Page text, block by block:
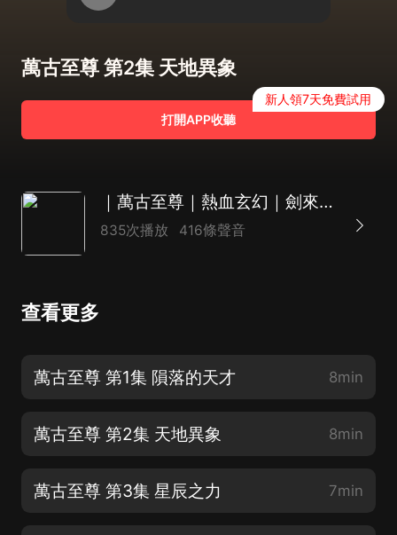
萬古至尊 第2集 天地異象
打開APP收聽
新人領7天免費試用
｜萬古至尊｜熱血玄幻｜劍來｜精品Ai多播
835次播放 416條聲音
查看更多
萬古至尊 第1集 隕落的天才 8min
萬古至尊 第2集 天地異象 8min
萬古至尊 第3集 星辰之力 7min